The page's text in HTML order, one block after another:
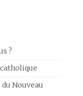
?
Nouveau